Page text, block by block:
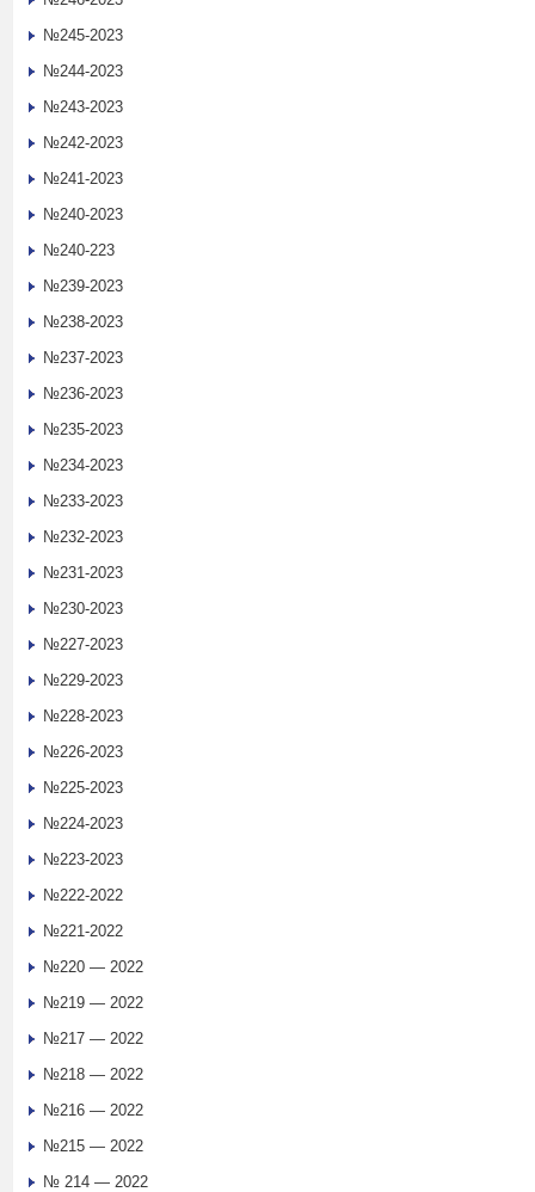
№245-2023
№244-2023
№243-2023
№242-2023
№241-2023
№240-2023
№240-223
№239-2023
№238-2023
№237-2023
№236-2023
№235-2023
№234-2023
№233-2023
№232-2023
№231-2023
№230-2023
№227-2023
№229-2023
№228-2023
№226-2023
№225-2023
№224-2023
№223-2023
№222-2022
№221-2022
№220 — 2022
№219 — 2022
№217 — 2022
№218 — 2022
№216 — 2022
№215 — 2022
№ 214 — 2022